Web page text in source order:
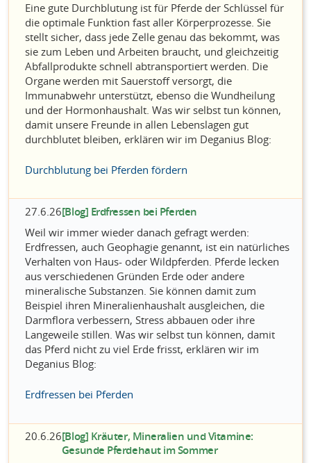
Eine gute Durchblutung ist für Pferde der Schlüssel für
die optimale Funktion fast aller Körperprozesse. Sie
stellt sicher, dass jede Zelle genau das bekommt, was
sie zum Leben und Arbeiten braucht, und gleichzeitig
Abfallprodukte schnell abtransportiert werden. Die
Organe werden mit Sauerstoff versorgt, die
Immunabwehr unterstützt, ebenso die Wundheilung
und der Hormonhaushalt. Was wir selbst tun können,
damit unsere Freunde in allen Lebenslagen gut
durchblutet bleiben, erklären wir im Deganius Blog:
Durchblutung bei Pferden fördern
27.6.26[Blog] Erdfressen bei Pferden
Weil wir immer wieder danach gefragt werden:
Erdfressen, auch Geophagie genannt, ist ein natürliches
Verhalten von Haus- oder Wildpferden. Pferde lecken
aus verschiedenen Gründen Erde oder andere
mineralische Substanzen. Sie können damit zum
Beispiel ihren Mineralienhaushalt ausgleichen, die
Darmflora verbessern, Stress abbauen oder ihre
Langeweile stillen. Was wir selbst tun können, damit
das Pferd nicht zu viel Erde frisst, erklären wir im
Deganius Blog:
Erdfressen bei Pferden
20.6.26[Blog] Kräuter, Mineralien und Vitamine:
Gesunde Pferdehaut im Sommer